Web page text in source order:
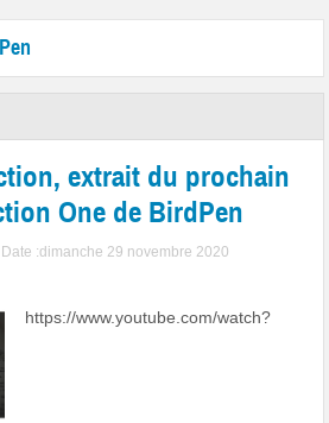
extrait du prochain
One de BirdPen
Date :dimanche 29 novembre 2020
https://www.youtube.com/watch?